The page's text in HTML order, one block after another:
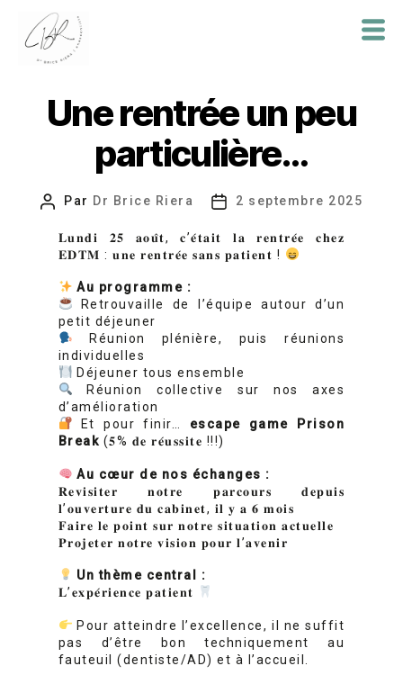
RieraUne rentrée un peu
particulière…
Auteur
l’article
Par Dr Brice Riera
Date
l’article
2 septembre 2025
𝐋𝐮𝐧𝐝𝐢 𝟐𝟓 𝐚𝐨𝐮̂𝐭, 𝐜’𝐞́𝐭𝐚𝐢𝐭 𝐥𝐚 𝐫𝐞𝐧𝐭𝐫𝐞́𝐞 𝐜𝐡𝐞𝐳
𝐄𝐃𝐓𝐌 : 𝐮𝐧𝐞 𝐫𝐞𝐧𝐭𝐫𝐞́𝐞 𝐬𝐚𝐧𝐬 𝐩𝐚𝐭𝐢𝐞𝐧𝐭 !
Au programme :
Retrouvaille de l’équipe autour d’un
petit déjeuner
Réunion plénière, puis réunions
individuelles
Déjeuner tous ensemble
Réunion collective sur nos axes
d’amélioration
Et pour finir… escape game Prison
Break (𝟓% 𝐝𝐞 𝐫𝐞́𝐮𝐬𝐬𝐢𝐭𝐞 !!!)
Au cœur de nos échanges :
𝐑𝐞𝐯𝐢𝐬𝐢𝐭𝐞𝐫 𝐧𝐨𝐭𝐫𝐞 𝐩𝐚𝐫𝐜𝐨𝐮𝐫𝐬 𝐝𝐞𝐩𝐮𝐢𝐬
𝐥’𝐨𝐮𝐯𝐞𝐫𝐭𝐮𝐫𝐞 𝐝𝐮 𝐜𝐚𝐛𝐢𝐧𝐞𝐭, 𝐢𝐥 𝐲 𝐚 𝟔 𝐦𝐨𝐢𝐬
𝐅𝐚𝐢𝐫𝐞 𝐥𝐞 𝐩𝐨𝐢𝐧𝐭 𝐬𝐮𝐫 𝐧𝐨𝐭𝐫𝐞 𝐬𝐢𝐭𝐮𝐚𝐭𝐢𝐨𝐧 𝐚𝐜𝐭𝐮𝐞𝐥𝐥𝐞
𝐏𝐫𝐨𝐣𝐞𝐭𝐞𝐫 𝐧𝐨𝐭𝐫𝐞 𝐯𝐢𝐬𝐢𝐨𝐧 𝐩𝐨𝐮𝐫 𝐥’𝐚𝐯𝐞𝐧𝐢𝐫
Un thème central :
𝐋’𝐞𝐱𝐩𝐞́𝐫𝐢𝐞𝐧𝐜𝐞 𝐩𝐚𝐭𝐢𝐞𝐧𝐭
Pour atteindre l’excellence, il ne suffit
pas d’être bon techniquement au
fauteuil (dentiste/AD) et à l’accueil.